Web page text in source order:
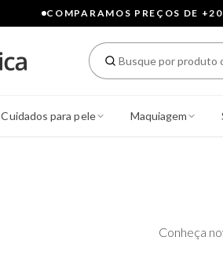
COMPARAMOS PREÇOS DE
Cuidados para pele Maquiagem
Conheça